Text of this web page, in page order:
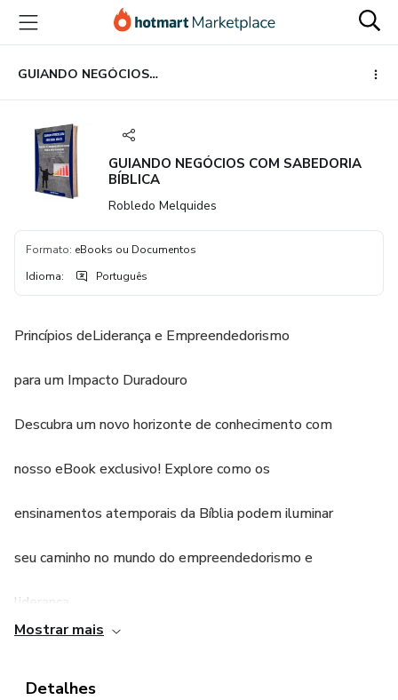
para
conteúdo
principal
para
pagamento
para
rodapé
GUIANDO NEGÓCIOS COM SABEDORIA BÍBLICA
GUIANDO NEGÓCIOS COM SABEDORIA
BÍBLICA
Robledo Melquides
Formato: eBooks ou Documentos
Idioma: Português
Princípios deLiderança e Empreendedorismo
para um Impacto Duradouro
Descubra um novo horizonte de conhecimento com
nosso eBook exclusivo! Explore como os
ensinamentos atemporais da Bíblia podem iluminar
seu caminho no mundo do empreendedorismo e
liderança.
Mostrar mais
Detalhes